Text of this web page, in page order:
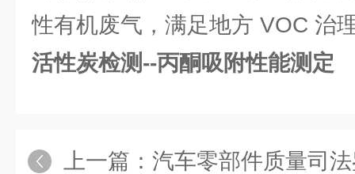
性有机废气，满足地方 VOC 治
活性炭检测--丙酮吸附性能测定
上一篇： 汽车零部件质量司